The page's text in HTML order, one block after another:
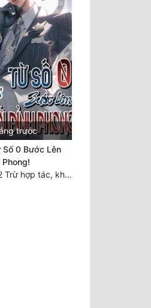
trước
Số 0 Bước Lên
Chương 5552 Trừ hợp tác, không còn cách nào khác!